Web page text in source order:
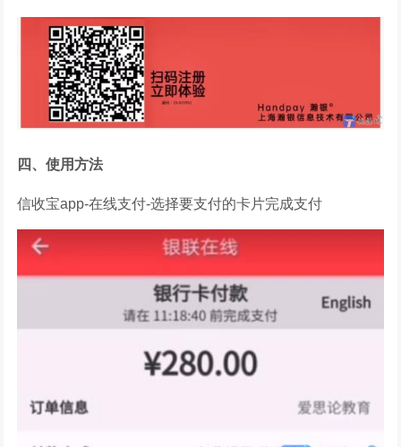
四、使用方法
信收宝app-在线支付-选择要支付的卡片完成支付